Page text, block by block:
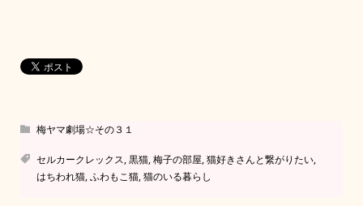
梅ヤマ劇場☆その３１
セルカークレックス,黒猫,梅子の部屋,猫好きさんと繋がりたい,
はちわれ猫,ふわもこ猫,猫のいる暮らし